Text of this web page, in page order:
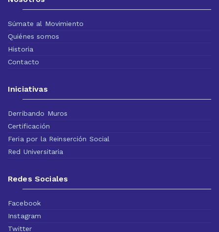
Súmate al Movimiento
Quiénes somos
Historia
Contacto
Iniciativas
Derribando Muros
Certificación
Feria por la Reinserción Social
Red Universitaria
Redes Sociales
Facebook
Instagram
Twitter